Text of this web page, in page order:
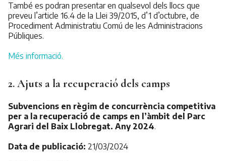
També es podran presentar en qualsevol dels llocs que
preveu l’article 16.4 de la Llei 39/2015, d’1 d’octubre, de
Procediment Administratiu Comú de les Administracions
Públiques.
Més informació.
2. Ajuts a la recuperació dels camps
Subvencions en règim de concurrència competitiva
per a la recuperació de camps en l’àmbit del Parc
Agrari del Baix Llobregat. Any 2024.
Data de publicació: 21/03/2024